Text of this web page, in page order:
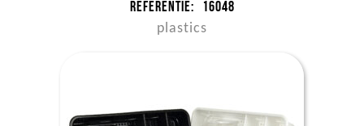
Referentie: 16048
plastics